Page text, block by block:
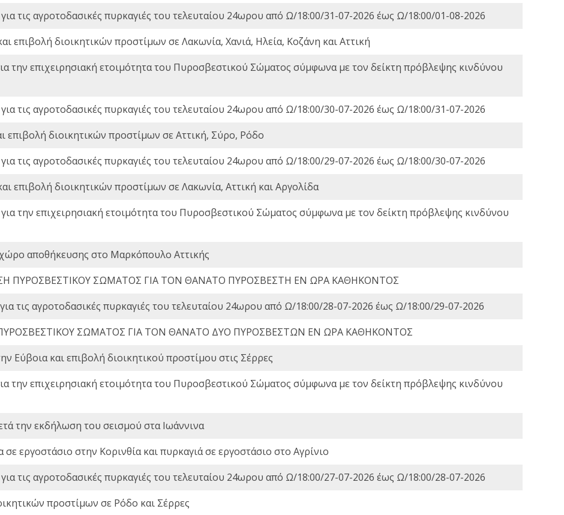
τις αγροτοδασικές πυρκαγιές του τελευταίου 24ωρου από Ω/18:00/31-07-2026 έως Ω/18:00/01-08-2026
επιβολή διοικητικών προστίμων σε Λακωνία, Χανιά, Ηλεία, Κοζάνη και Αττική
την επιχειρησιακή ετοιμότητα του Πυροσβεστικού Σώματος σύμφωνα με τον δείκτη πρόβλεψης κινδύνου
τις αγροτοδασικές πυρκαγιές του τελευταίου 24ωρου από Ω/18:00/30-07-2026 έως Ω/18:00/31-07-2026
επιβολή διοικητικών προστίμων σε Αττική, Σύρο, Ρόδο
τις αγροτοδασικές πυρκαγιές του τελευταίου 24ωρου από Ω/18:00/29-07-2026 έως Ω/18:00/30-07-2026
επιβολή διοικητικών προστίμων σε Λακωνία, Αττική και Αργολίδα
την επιχειρησιακή ετοιμότητα του Πυροσβεστικού Σώματος σύμφωνα με τον δείκτη πρόβλεψης κινδύνου
αποθήκευσης στο Μαρκόπουλο Αττικής
ΠΥΡΟΣΒΕΣΤΙΚΟΥ ΣΩΜΑΤΟΣ ΓΙΑ ΤΟΝ ΘΑΝΑΤΟ ΠΥΡΟΣΒΕΣΤΗ ΕΝ ΩΡΑ ΚΑΘΗΚΟΝΤΟΣ
τις αγροτοδασικές πυρκαγιές του τελευταίου 24ωρου από Ω/18:00/28-07-2026 έως Ω/18:00/29-07-2026
ΣΩΜΑΤΟΣ ΓΙΑ ΤΟΝ ΘΑΝΑΤΟ ΔΥΟ ΠΥΡΟΣΒΕΣΤΩΝ ΕΝ ΩΡΑ ΚΑΘΗΚΟΝΤΟΣ
Εύβοια και επιβολή διοικητικού προστίμου στις Σέρρες
την επιχειρησιακή ετοιμότητα του Πυροσβεστικού Σώματος σύμφωνα με τον δείκτη πρόβλεψης κινδύνου
την εκδήλωση του σεισμού στα Ιωάννινα
εργοστάσιο στην Κορινθία και πυρκαγιά σε εργοστάσιο στο Αγρίνιο
τις αγροτοδασικές πυρκαγιές του τελευταίου 24ωρου από Ω/18:00/27-07-2026 έως Ω/18:00/28-07-2026
προστίμων σε Ρόδο και Σέρρες